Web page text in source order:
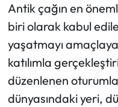
Antik çağın en
biri olarak kabul
yaşatmayı
katılımla
düzenlenen
dünyasındaki yeri,